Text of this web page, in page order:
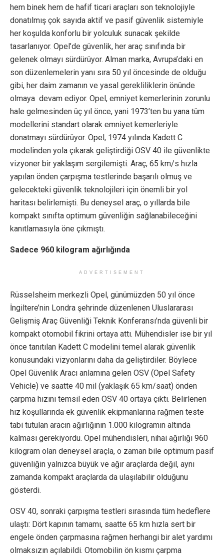
hem binek hem de hafif ticari araçları son teknolojiyle
donatılmış çok sayıda aktif ve pasif güvenlik sistemiyle
her koşulda konforlu bir yolculuk sunacak şekilde
tasarlanıyor. Opel’de güvenlik, her araç sınıfında bir
gelenek olmayı sürdürüyor. Alman marka, Avrupa’daki en
son düzenlemelerin yanı sıra 50 yıl öncesinde de olduğu
gibi, her daim zamanın ve yasal gerekliliklerin önünde
olmaya devam ediyor. Opel, emniyet kemerlerinin zorunlu
hale gelmesinden üç yıl önce, yani 1973’ten bu yana tüm
modellerini standart olarak emniyet kemerleriyle
donatmayı sürdürüyor. Opel, 1974 yılında Kadett C
modelinden yola çıkarak geliştirdiği OSV 40 ile güvenlikte
vizyoner bir yaklaşım sergilemişti. Araç, 65 km/s hızla
yapılan önden çarpışma testlerinde başarılı olmuş ve
gelecekteki güvenlik teknolojileri için önemli bir yol
haritası belirlemişti. Bu deneysel araç, o yıllarda bile
kompakt sınıfta optimum güvenliğin sağlanabileceğini
kanıtlamasıyla öne çıkmıştı.
Sadece 960 kilogram ağırlığında
ADVERTISEMENT
Rüsselsheim merkezli Opel, günümüzden 50 yıl önce
İngiltere’nin Londra şehrinde düzenlenen Uluslararası
Gelişmiş Araç Güvenliği Teknik Konferansı’nda güvenli bir
kompakt otomobil fikrini ortaya attı. Mühendisler ise bir yıl
önce tanıtılan Kadett C modelini temel alarak güvenlik
konusundaki vizyonlarını daha da geliştirdiler. Böylece
Opel Güvenlik Aracı anlamına gelen OSV (Opel Safety
Vehicle) ve saatte 40 mil (yaklaşık 65 km/saat) önden
çarpma hızını temsil eden OSV 40 ortaya çıktı. Belirlenen
hız koşullarında ek güvenlik ekipmanlarına rağmen teste
tabi tutulan aracın ağırlığının 1.000 kilogramın altında
kalması gerekiyordu. Opel mühendisleri, nihai ağırlığı 960
kilogram olan deneysel araçla, o zaman bile optimum pasif
güvenliğin yalnızca büyük ve ağır araçlarda değil, aynı
zamanda kompakt araçlarda da ulaşılabilir olduğunu
gösterdi.
OSV 40, sonraki çarpışma testleri sırasında tüm hedeflere
ulaştı: Dört kapının tamamı, saatte 65 km hızla sert bir
engele önden çarpmasına rağmen herhangi bir alet yardımı
olmaksızın açılabildi. Otomobilin ön kısmı çarpma